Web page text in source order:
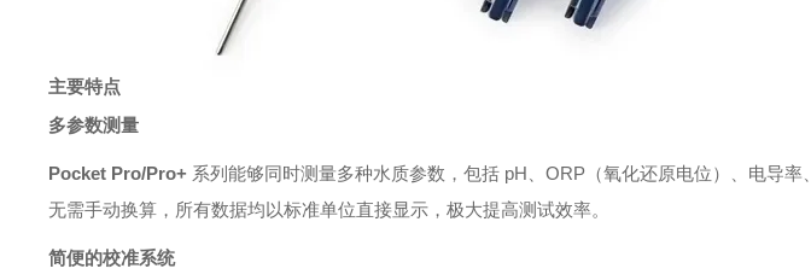
主要特点
多参数测量
Pocket Pro/Pro+ 系列能够同时测量多种水质参数，包括 pH、ORP（氧化还原电位）、电导
无需手动换算，所有数据均以标准单位直接显示，极大提高测试效率。
简便的校准系统